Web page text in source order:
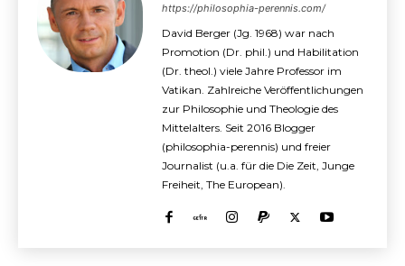
https://philosophia-perennis.com/
David Berger (Jg. 1968) war nach
Promotion (Dr. phil.) und Habilitation
(Dr. theol.) viele Jahre Professor im
Vatikan. Zahlreiche Veröffentlichungen
zur Philosophie und Theologie des
Mittelalters. Seit 2016 Blogger
(philosophia-perennis) und freier
Journalist (u.a. für die Die Zeit, Junge
Freiheit, The European).